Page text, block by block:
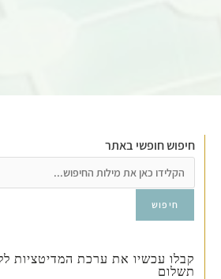
חיפוש חופשי באתר
חיפוש
קבלו עכשיו את ערכת המדיטציות
תשלום